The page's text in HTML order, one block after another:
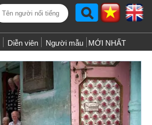
Diễn viên Người mẫu MỚI NHẤT